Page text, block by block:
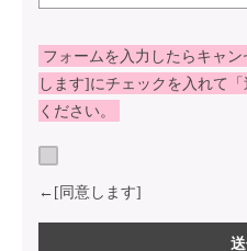
頭金のご入金後、エントリ
「残金お支払い予定日」と
込みをお願いします。その他
（VISA/MASTERのみ）、教
ーナス払いも可）による支
料等の詳細につきましてはお
※短期集中コース（キッズ
フォームを入力したらキャ
します]にチェックを入れて
ください。
←[同意します]